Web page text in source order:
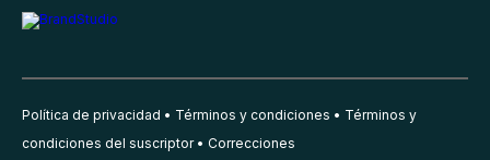
Política de privacidad Términos y condiciones
Términos y
condiciones del suscriptor
Correcciones